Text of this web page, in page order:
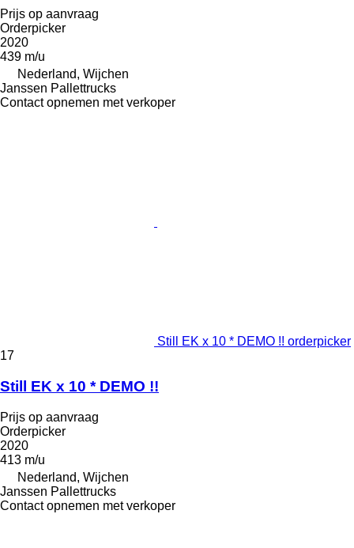
Prijs op aanvraag
Orderpicker
2020
439 m/u
Nederland, Wijchen
Janssen Pallettrucks
Contact opnemen met verkoper
Still EK x 10 * DEMO !! orderpicker
17
Still EK x 10 * DEMO !!
Prijs op aanvraag
Orderpicker
2020
413 m/u
Nederland, Wijchen
Janssen Pallettrucks
Contact opnemen met verkoper